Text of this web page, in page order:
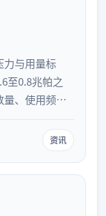
力与用量标
至0.8兆帕之
、使用频率
产高效稳定运
资讯